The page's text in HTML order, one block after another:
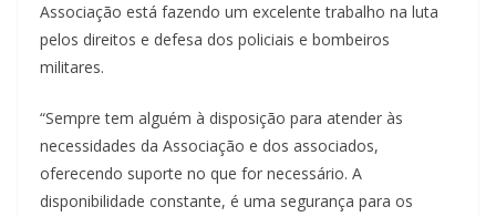
Associação está fazendo um excelente trabalho na luta
pelos direitos e defesa dos policiais e bombeiros
militares.
“Sempre tem alguém à disposição para atender às
necessidades da Associação e dos associados,
oferecendo suporte no que for necessário. A
disponibilidade constante, é uma segurança para os